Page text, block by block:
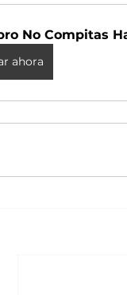
No Compitas
ahora